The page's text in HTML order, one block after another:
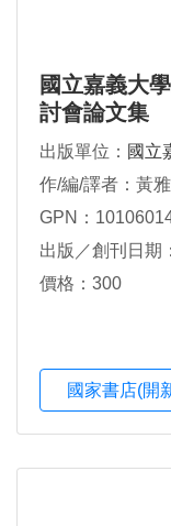
國立嘉義大
討會論文集
出版單位： 國立
作/編/譯者：黃
GPN：
出版／創刊日期
價格：300
國家書店(開